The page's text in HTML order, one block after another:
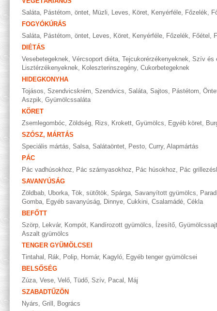
Saláta, Pástétom, öntet, Müzli, Leves, Köret, Kenyérféle, Főzelék,
FOGYÓKÚRÁS
Saláta, Pástétom, öntet, Leves, Köret, Kenyérféle, Főzelék, Főétel ,
DIÉTÁS
Vesebetegeknek, Vércsoport diéta, Tejcukorérzékenyeknek, Szív és
Lisztérzékenyeknek, Koleszterinszegény, Cukorbetegeknek
HIDEGKONYHA
Tojásos, Szendvicskrém, Szendvics, Saláta, Sajtos, Pástétom,
Aszpik, Gyümölcssaláta
KÖRET
Zsemlegombóc, Zöldség, Rizs, Krokett, Gyümölcs, Egyéb köret,
SZÓSZ, MÁRTÁS
Speciális mártás, Salsa, Salátaöntet, Pesto, Curry, Alapmártás
PÁC
Pác vadhúsokhoz, Pác szárnyasokhoz, Pác húsokhoz, Pác
SAVANYÚSÁG
Zöldbab, Uborka, Tök, sütőtök, Spárga, Savanyított gyümölcs,
Gomba, Egyéb savanyúság, Dinnye, Cukkini, Csalamádé, Cékla
BEFŐTT
Szörp, Lekvár, Kompót, Kandírozott gyümölcs, Ízesítő, Gyümölcssajt
Aszalt gyümölcs
TENGER GYÜMÖLCSEI
Tintahal , Rák, Polip, Homár, Kagyló, Egyéb tenger gyümölcsei
BELSŐSÉG
Zúza, Vese, Velő, Tüdő, Szív, Pacal , Máj
SZABADTŰZÖN
Nyárs, Grill , Bogrács